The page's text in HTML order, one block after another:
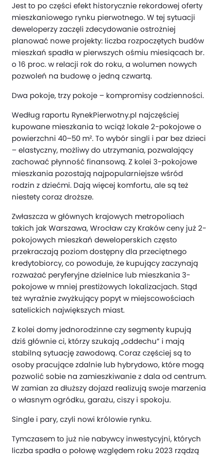
Jest to po części efekt historycznie rekordowej oferty
mieszkaniowego rynku pierwotnego. W tej sytuacji
deweloperzy zaczęli zdecydowanie ostrożniej
planować nowe projekty: liczba rozpoczętych budów
mieszkań spadła w pierwszych ośmiu miesiącach br.
o 16 proc. w relacji rok do roku, a wolumen nowych
pozwoleń na budowę o jedną czwartą.
Dwa pokoje, trzy pokoje – kompromisy codzienności.
Według raportu RynekPierwotny.pl najczęściej
kupowane mieszkania to wciąż lokale 2-pokojowe o
powierzchni 40–50 m². To wybór singli i par bez dzieci
– elastyczny, możliwy do utrzymania, pozwalający
zachować płynność finansową. Z kolei 3-pokojowe
mieszkania pozostają najpopularniejsze wśród
rodzin z dziećmi. Dają więcej komfortu, ale są też
niestety coraz droższe.
Zwłaszcza w głównych krajowych metropoliach
takich jak Warszawa, Wrocław czy Kraków ceny już 2-
pokojowych mieszkań deweloperskich często
przekraczają poziom dostępny dla przeciętnego
kredytobiorcy, co powoduje, że kupujący zaczynają
rozważać peryferyjne dzielnice lub mieszkania 3-
pokojowe w mniej prestiżowych lokalizacjach. Stąd
też wyraźnie zwyżkujący popyt w miejscowościach
satelickich największych miast.
Z kolei domy jednorodzinne czy segmenty kupują
dziś głównie ci, którzy szukają „oddechu” i mają
stabilną sytuację zawodową. Coraz częściej są to
osoby pracujące zdalnie lub hybrydowo, które mogą
pozwolić sobie na zamieszkiwanie z dala od centrum.
W zamian za dłuższy dojazd realizują swoje marzenia
o własnym ogródku, garażu, ciszy i spokoju.
Single i pary, czyli nowi królowie rynku.
Tymczasem to już nie nabywcy inwestycyjni, których
liczba spadła o połowę względem roku 2023 rządzą